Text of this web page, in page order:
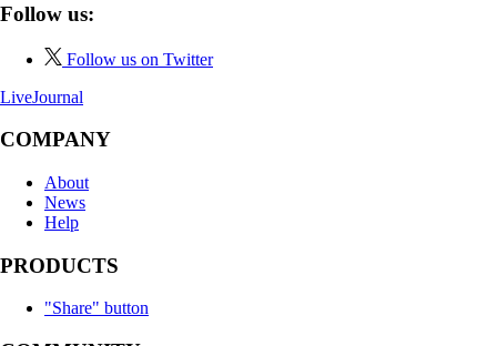
Follow us:
Follow us on Twitter
LiveJournal
COMPANY
About
News
Help
PRODUCTS
"Share" button